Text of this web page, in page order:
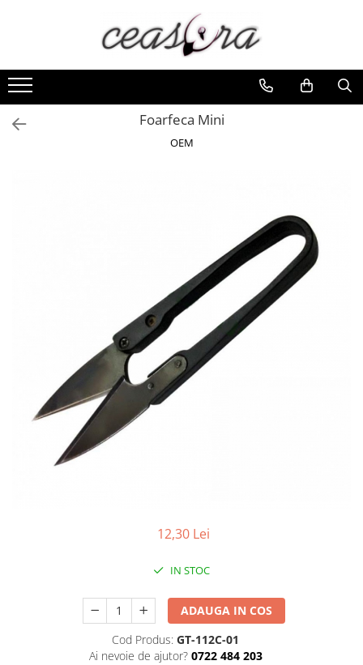
Toate Produsele
Baterii
AA, AAA, 9V
Accesorii baterii
Ceasuri Police
Ceasuri Q&Q
Ceasuri Q&Q Attractive
Ceasuri Reflex
Ceasuri Sekonda
Ceasuri Timberland
Ceasuri Reflex
Foarfeca Mini
OEM
12,30 Lei
IN STOC
ADAUGA IN COS
Cod Produs: GT-112C-01
Ai nevoie de ajutor? 0722 484 203